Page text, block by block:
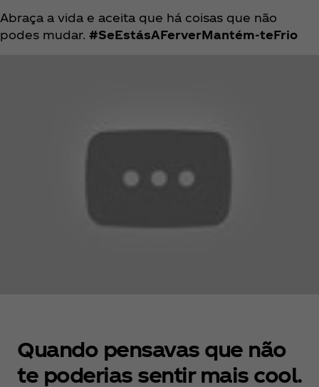
Abraça a vida e aceita que há coisas que não
podes mudar. #SeEstásAFerverMantém-teFrio
Quando pensavas que não
te poderias sentir mais cool.